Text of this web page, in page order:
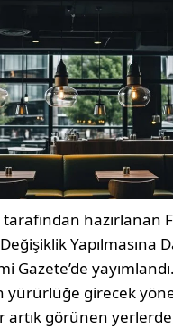
tarafından hazırlanan
Yapılmasına
Gazete’de
yürürlüğe girecek
görünen